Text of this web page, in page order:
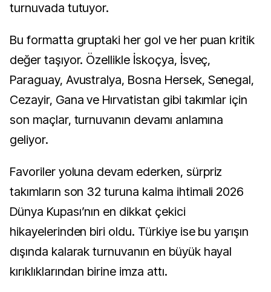
turnuvada tutuyor.
Bu formatta gruptaki her gol ve her puan kritik
değer taşıyor. Özellikle İskoçya, İsveç,
Paraguay, Avustralya, Bosna Hersek, Senegal,
Cezayir, Gana ve Hırvatistan gibi takımlar için
son maçlar, turnuvanın devamı anlamına
geliyor.
Favoriler yoluna devam ederken, sürpriz
takımların son 32 turuna kalma ihtimali 2026
Dünya Kupası’nın en dikkat çekici
hikayelerinden biri oldu. Türkiye ise bu yarışın
dışında kalarak turnuvanın en büyük hayal
kırıklıklarından birine imza attı.